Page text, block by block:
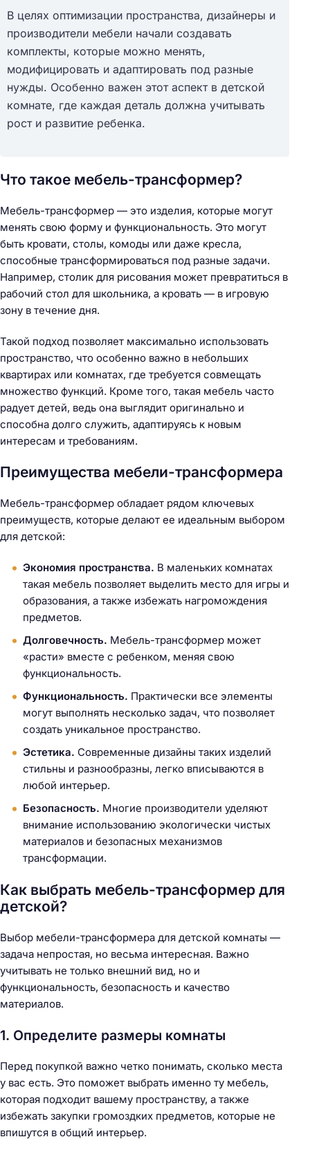
В целях оптимизации пространства, дизайнеры и
производители мебели начали создавать
комплекты, которые можно менять,
модифицировать и адаптировать под разные
нужды. Особенно важен этот аспект в детской
комнате, где каждая деталь должна учитывать
рост и развитие ребенка.
Что такое мебель-трансформер?
Мебель-трансформер — это изделия, которые могут
менять свою форму и функциональность. Это могут
быть кровати, столы, комоды или даже кресла,
способные трансформироваться под разные задачи.
Например, столик для рисования может превратиться в
рабочий стол для школьника, а кровать — в игровую
зону в течение дня.
Такой подход позволяет максимально использовать
пространство, что особенно важно в небольших
квартирах или комнатах, где требуется совмещать
множество функций. Кроме того, такая мебель часто
радует детей, ведь она выглядит оригинально и
способна долго служить, адаптируясь к новым
интересам и требованиям.
Преимущества мебели-трансформера
Мебель-трансформер обладает рядом ключевых
преимуществ, которые делают ее идеальным выбором
для детской:
Экономия пространства. В маленьких комнатах
такая мебель позволяет выделить место для игры и
образования, а также избежать нагромождения
предметов.
Долговечность. Мебель-трансформер может
«расти» вместе с ребенком, меняя свою
функциональность.
Функциональность. Практически все элементы
могут выполнять несколько задач, что позволяет
создать уникальное пространство.
Эстетика. Современные дизайны таких изделий
стильны и разнообразны, легко вписываются в
любой интерьер.
Безопасность. Многие производители уделяют
внимание использованию экологически чистых
материалов и безопасных механизмов
трансформации.
Как выбрать мебель-трансформер для
детской?
Выбор мебели-трансформера для детской комнаты —
задача непростая, но весьма интересная. Важно
учитывать не только внешний вид, но и
функциональность, безопасность и качество
материалов.
1. Определите размеры комнаты
Перед покупкой важно четко понимать, сколько места
у вас есть. Это поможет выбрать именно ту мебель,
которая подходит вашему пространству, а также
избежать закупки громоздких предметов, которые не
впишутся в общий интерьер.